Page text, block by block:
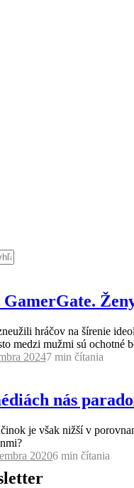
hráčov na šírenie
medzi mužmi sú ochotné
20247 min čítania
nás
je však nižší v
20206 min čítania